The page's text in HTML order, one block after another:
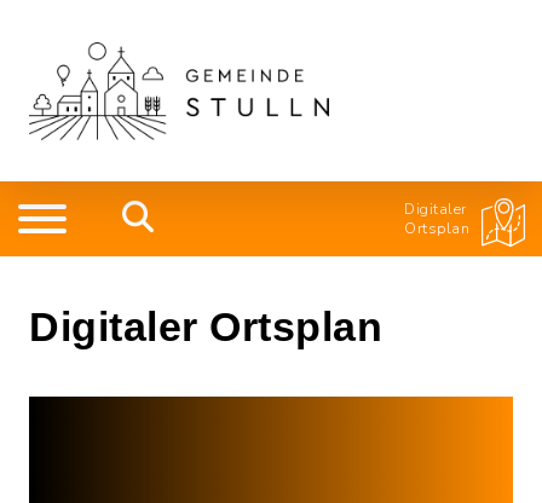
Digitaler
Ortsplan
Digitaler Ortsplan